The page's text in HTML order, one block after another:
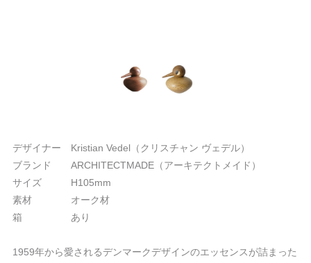
デザイナー Kristian Vedel（クリスチャン ヴェデル）
ブランド ARCHITECTMADE（アーキテクトメイド）
サイズ H105mm
素材 オーク材
箱 あり
1959年から愛されるデンマークデザインのエッセンスが詰まった